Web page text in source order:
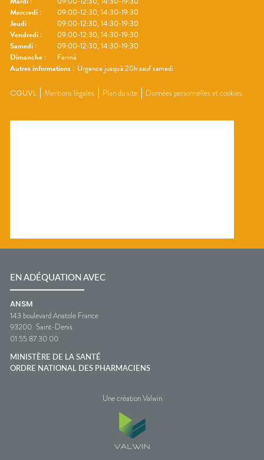
Mercredi :
09:00-12:30, 14:30-19:30
Jeudi :
09:00-12:30, 14:30-19:30
Vendredi :
09:00-12:30, 14:30-19:30
Samedi :
09:00-12:30, 14:30-19:30
Dimanche :
Fermé
Autres informations : Urgence jusqu'à 20h sauf samedi
CGUVL Mentions légales Plan du site Données personnelles et cookies
EN ADÉQUATION AVEC
ANSM
143 boulevard Anatole France
93200 Saint-Denis
01 55 87 30 00
MINISTÈRE DE LA SANTÉ
ORDRE NATIONAL DES PHARMACIENS
Une création Valwin